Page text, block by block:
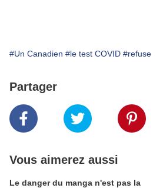
#Un Canadien #le test COVID #refuse
Partager
Vous aimerez aussi
Le danger du manga n'est pas la